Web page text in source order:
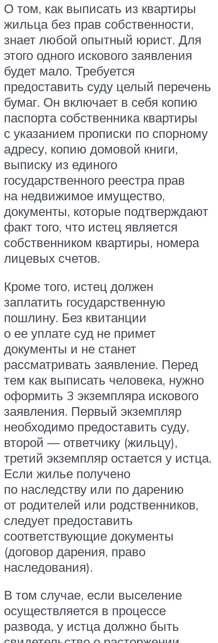
О том, как выписать из квартиры
жильца без прав собственности,
знает любой опытный юрист. Для
этого одного искового заявления
будет мало. Требуется
предоставить суду целый перечень
бумаг. Он включает в себя копию
паспорта собственника квартиры
с указанием прописки по спорному
адресу, копию домовой книги,
выписку из единого
государственного реестра прав
на недвижимое имущество,
документы, которые подтверждают
факт того, что истец является
собственником квартиры, номера
лицевых счетов.
Кроме того, истец должен
заплатить государственную
пошлину. Без квитанции
о ее уплате суд не примет
документы и не станет
рассматривать заявление. Перед
тем как выписать человека, нужно
оформить 3 экземпляра искового
заявления. Первый экземпляр
необходимо предоставить суду,
второй — ответчику (жильцу),
третий экземпляр остается у истца.
Если жилье получено
по наследству или по дарению
от родителей или родственников,
следует предоставить
соответствующие документы
(договор дарения, право
наследования).
В том случае, если выселение
осуществляется в процессе
развода, у истца должно быть